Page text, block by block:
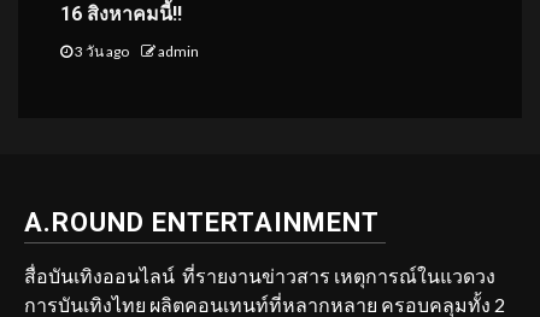
16 สิงหาคมนี้!!
3 วัน ago admin
A.ROUND ENTERTAINMENT
สื่อบันเทิงออนไลน์ ที่รายงานข่าวสาร เหตุการณ์ในแวดวง
การบันเทิงไทย ผลิตคอนเทนท์ที่หลากหลาย ครอบคลุมทั้ง 2